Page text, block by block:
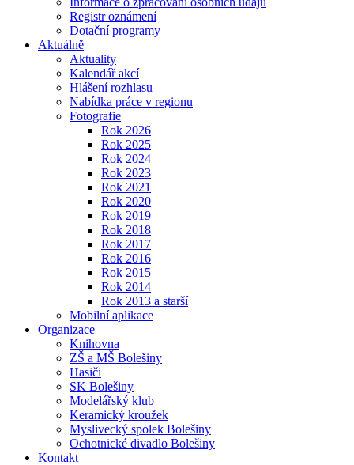
Registr oznámení
Dotační programy
Aktuálně
Aktuality
Kalendář akcí
Hlášení rozhlasu
Nabídka práce v regionu
Fotografie
Rok 2026
Rok 2025
Rok 2024
Rok 2023
Rok 2021
Rok 2020
Rok 2019
Rok 2018
Rok 2017
Rok 2016
Rok 2015
Rok 2014
Rok 2013 a starší
Mobilní aplikace
Organizace
Knihovna
ZŠ a MŠ Bolešiny
Hasiči
SK Bolešiny
Modelářský klub
Keramický kroužek
Myslivecký spolek Bolešiny
Ochotnické divadlo Bolešiny
Kontakt